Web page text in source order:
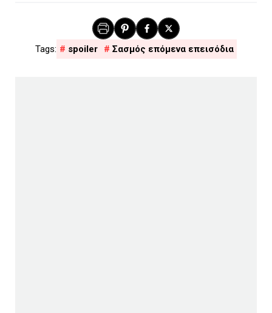
spoiler Σασμός επόμενα επεισόδια